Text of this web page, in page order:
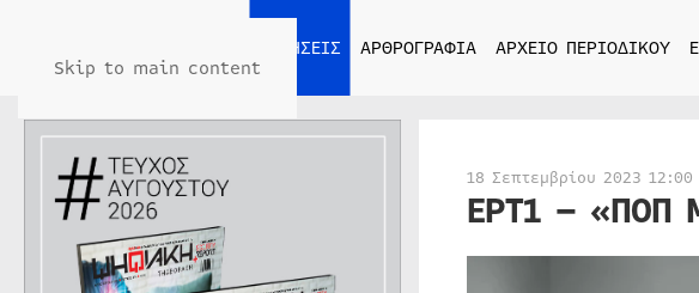
Skip to main content
ΕΙΔΗΣΕΙΣ ΑΡΘΡΟΓΡΑΦΙΑ ΑΡΧΕΙΟ ΠΕΡΙΟΔΙΚΟΥ
18 Σεπτεμβρίου 2023 12:00
ΕΡΤ1 – «ΠΟΠ